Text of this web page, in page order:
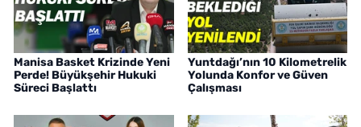
Manisa Basket Krizinde Yeni
Perde! Büyükşehir Hukuki
Süreci Başlattı
Yuntdağı’nın 10 Kilometrelik
Yolunda Konfor ve Güven
Çalışması